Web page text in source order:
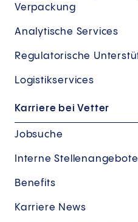
Verpackung
Analytische Services
Regulatorische
Logistikservices
Karriere bei Vetter
Jobsuche
Interne Stellenangebote
Benefits
Karriere News